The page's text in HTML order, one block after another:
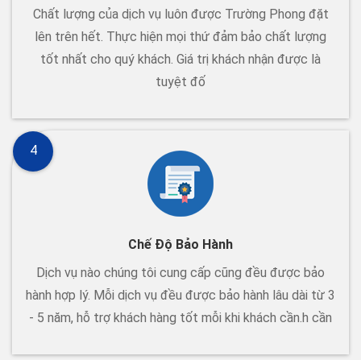
Chất lượng của dịch vụ luôn được Trường Phong đặt
lên trên hết. Thực hiện mọi thứ đảm bảo chất lượng
tốt nhất cho quý khách. Giá trị khách nhận được là
tuyệt đố
Chế Độ Bảo Hành
Dịch vụ nào chúng tôi cung cấp cũng đều được bảo
hành hợp lý. Mỗi dịch vụ đều được bảo hành lâu dài từ 3
- 5 năm, hỗ trợ khách hàng tốt mỗi khi khách cần.h cần
4